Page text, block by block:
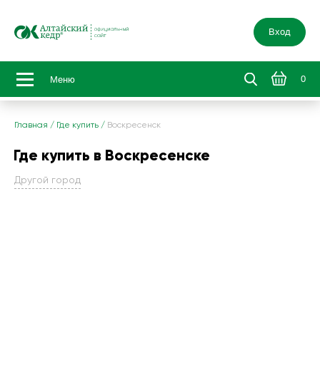
Вход
Меню 0
Главная / Где купить / Воскресенск
Где купить в Воскресенске
Другой город